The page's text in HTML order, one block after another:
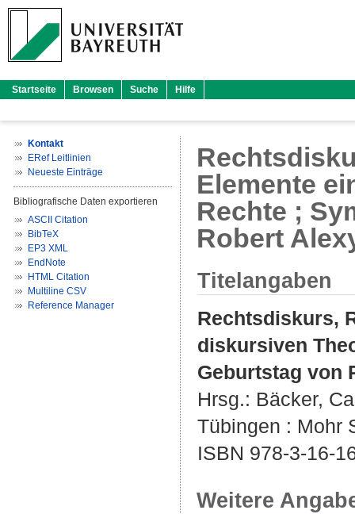
Startseite Browsen Suche Hilfe
Kontakt
ERef Leitlinien
Neueste Einträge
Bibliografische Daten exportieren
ASCII Citation
BibTeX
EP3 XML
EndNote
HTML Citation
Multiline CSV
Reference Manager
Elemente
Rechte ;
Robert
Titelangaben
Rechtsdiskurs,
diskursiven
Geburtstag von
Hrsg.: Bäcker,
Tübingen : Mohr
ISBN 978-3-16-
Weitere